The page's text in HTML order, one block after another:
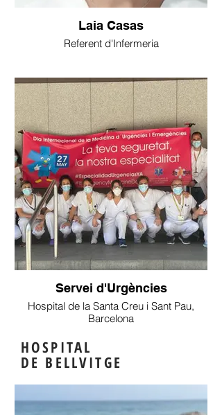
Laia Casas
Referent d'Infermeria
Servei d'Urgències
Hospital de la Santa Creu i Sant Pau,
Barcelona
HOSPITAL
DE BELLVITGE